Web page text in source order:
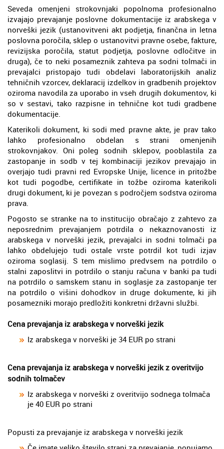
Seveda omenjeni strokovnjaki popolnoma profesionalno
izvajajo prevajanje poslovne dokumentacije iz arabskega v
norveški jezik (ustanovitveni akt podjetja, finančna in letna
poslovna poročila, sklep o ustanovitvi pravne osebe, fakture,
revizijska poročila, statut podjetja, poslovne odločitve in
druga), če to neki posameznik zahteva pa sodni tolmači in
prevajalci pristopajo tudi obdelavi laboratorijskih analiz
tehničnih vzorcev, deklaracij izdelkov in gradbenih projektov
oziroma navodila za uporabo in vseh drugih dokumentov, ki
so v sestavi, tako razpisne in tehnične kot tudi gradbene
dokumentacije.
Katerikoli dokument, ki sodi med pravne akte, je prav tako
lahko profesionalno obdelan s strani omenjenih
strokovnjakov. Oni poleg sodnih sklepov, pooblastila za
zastopanje in sodb v tej kombinaciji jezikov prevajajo in
overjajo tudi pravni red Evropske Unije, licence in pritožbe
kot tudi pogodbe, certifikate in tožbe oziroma katerikoli
drugi dokument, ki je povezan s področjem sodstva oziroma
prava.
Pogosto se stranke na to institucijo obračajo z zahtevo za
neposrednim prevajanjem potrdila o nekaznovanosti iz
arabskega v norveški jezik, prevajalci in sodni tolmači pa
lahko obdelujejo tudi ostale vrste potrdil kot tudi izjav
oziroma soglasij. S tem mislimo predvsem na potrdilo o
stalni zaposlitvi in potrdilo o stanju računa v banki pa tudi
na potrdilo o samskem stanu in soglasje za zastopanje ter
na potrdilo o višini dohodkov in druge dokumente, ki jih
posamezniki morajo predložiti konkretni državni službi.
Cena prevajanja iz arabskega v norveški jezik
Iz arabskega v norveški je 34 EUR po strani
Cena prevajanja iz arabskega v norveški jezik z overitvijo
sodnih tolmačev
Iz arabskega v norveški z overitvijo sodnega tolmača
je 40 EUR po strani
Popusti za prevajanje iz arabskega v norveški jezik